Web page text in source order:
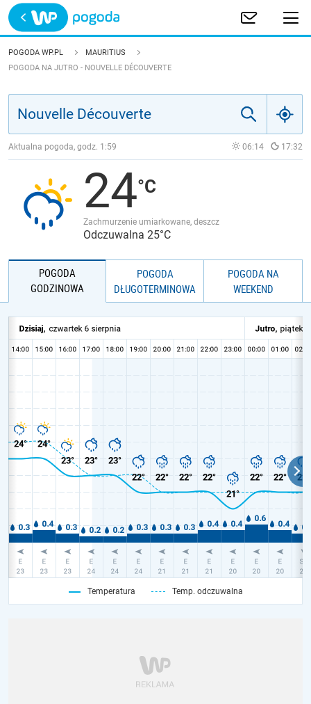
Trwa ładowanie
POLSKA
JAKOŚĆ POWIETRZA
POGODA WP.PL
MAURITIUS
POGODA NA JUTRO - NOUVELLE DÉCOUVERTE
Aktualna pogoda, godz. 1:59 06:14 17:32
24
Zachmurzenie umiarkowane, deszcz
Odczuwalna 25°C
POGODA
GODZINOWA
POGODA
DŁUGOTERMINOWA
POGODA NA
WEEKEND
Temperatura Temp. odczuwalna